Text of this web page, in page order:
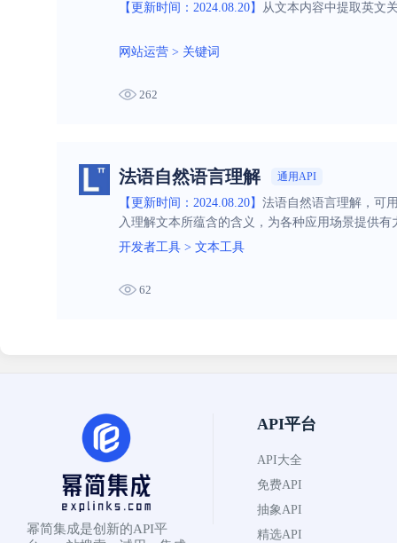
【更新时间：2024.08.20】 从文本内容中提取英文
网站运营 > 关键词
262
法语自然语言理解 通用API
【更新时间：2024.08.20】 法语自然语言理解，可
入理解文本所蕴含的含义，为各种应用场景提供有
开发者工具 > 文本工具
62
幂简集成是创新的API平
API平台
API大全
免费API
抽象API
精选API